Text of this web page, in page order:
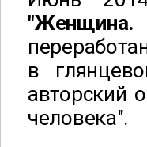
"Женщина.
в
авторский
человека".